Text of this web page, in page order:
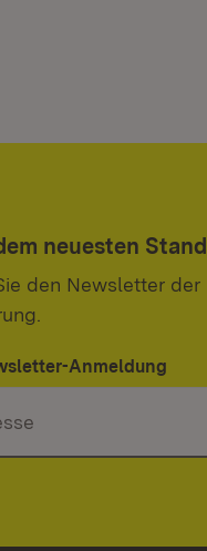
neuesten Stand
den Newsletter der
Anmeldung